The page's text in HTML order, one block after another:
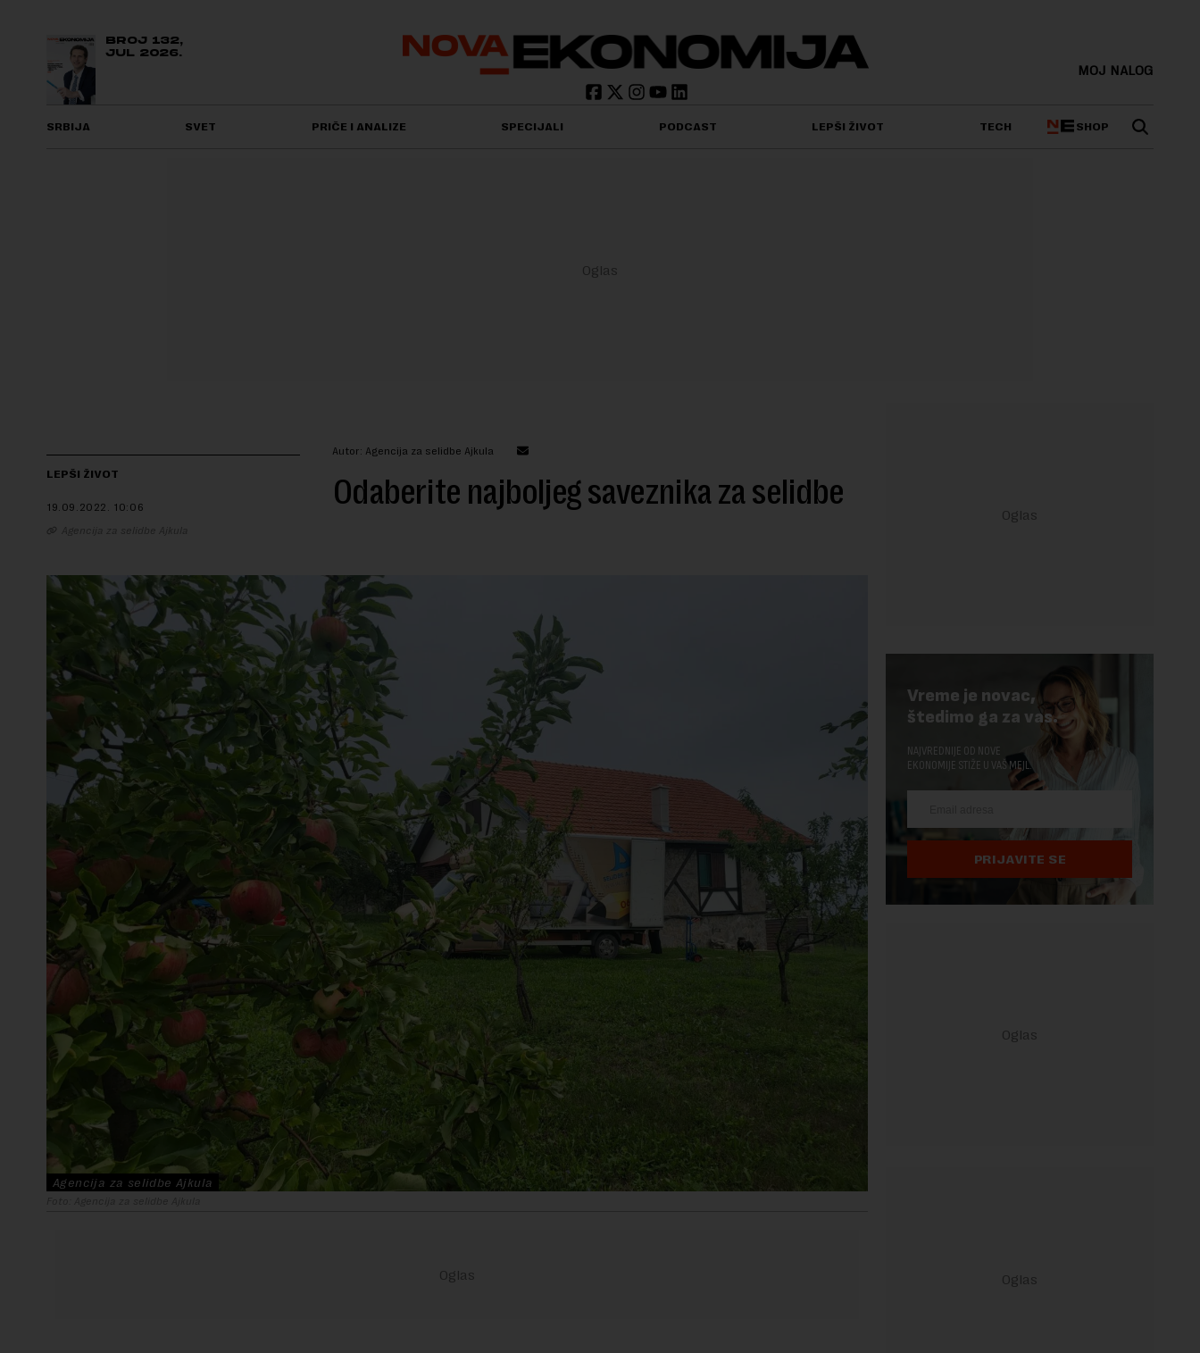
BROJ 132,
JUL 2026.
MOJ NALOG
SRBIJA SVET PRIČE I ANALIZE SPECIJALI PODCAST LEPŠI ŽIVOT TECH SHOP
LEPŠI ŽIVOT
19.09.2022. 10:06
Agencija za selidbe Ajkula
Autor: Agencija za selidbe Ajkula
Odaberite najboljeg saveznika za selidbe
Agencija za selidbe Ajkula
Vreme je novac,
štedimo ga za vas.
NAJVREDNIJE OD NOVE
EKONOMIJE STIŽE U VAŠ MEJL.
PRIJAVITE SE